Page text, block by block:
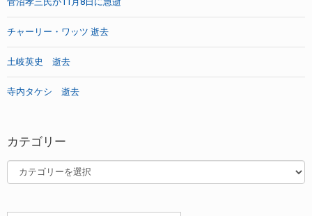
チャーリー・ワッツ 逝去
土岐英史 逝去
寺内タケシ 逝去
カテゴリー
テ
リ